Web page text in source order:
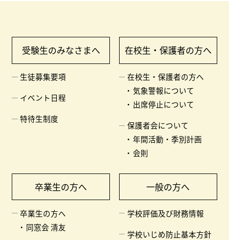
受験生のみなさまへ
生徒募集要項
イベント日程
特待生制度
在校生・保護者の方へ
在校生・保護者の方へ
気象警報について
出席停止について
保護者会について
年間活動・季別計画
会則
卒業生の方へ
卒業生の方へ
同窓会 清友
一般の方へ
学校評価及び財務情報
学校いじめ防止基本方針